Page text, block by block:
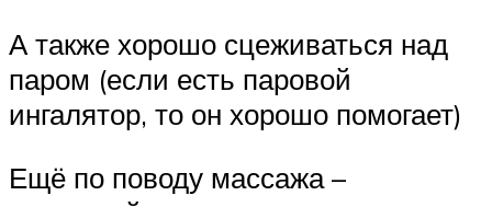
А также хорошо сцеживаться над
паром (если есть паровой
ингалятор, то он хорошо помогает)
Ещё по поводу массажа –